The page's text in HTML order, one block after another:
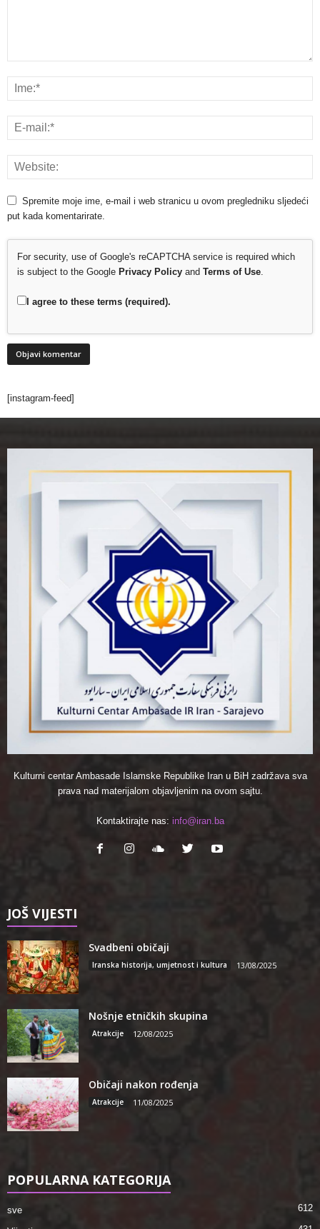
Spremite moje ime, e-mail i web stranicu u ovom pregledniku sljedeći
put kada komentarirate.
For security, use of Google's reCAPTCHA service is required which
is subject to the Google Privacy Policy and Terms of Use.
I agree to these terms (required).
[instagram-feed]
Kulturni centar Ambasade Islamske Republike Iran u BiH zadržava sva
prava nad materijalom objavljenim na ovom sajtu.
Kontaktirajte nas: info@iran.ba
JOŠ VIJESTI
Svadbeni običaji
Iranska historija, umjetnost i kultura 13/08/2025
Nošnje etničkih skupina
Atrakcije 12/08/2025
Običaji nakon rođenja
Atrakcije 11/08/2025
POPULARNA KATEGORIJA
sve 612